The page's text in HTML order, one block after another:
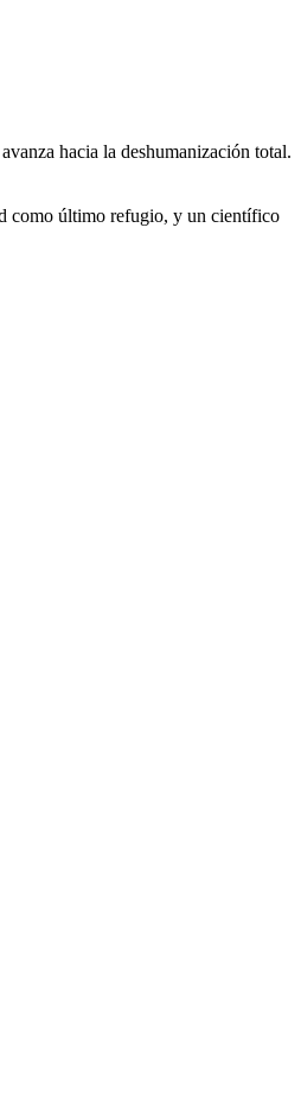
hacia la deshumanización total.
como último refugio, y un científico